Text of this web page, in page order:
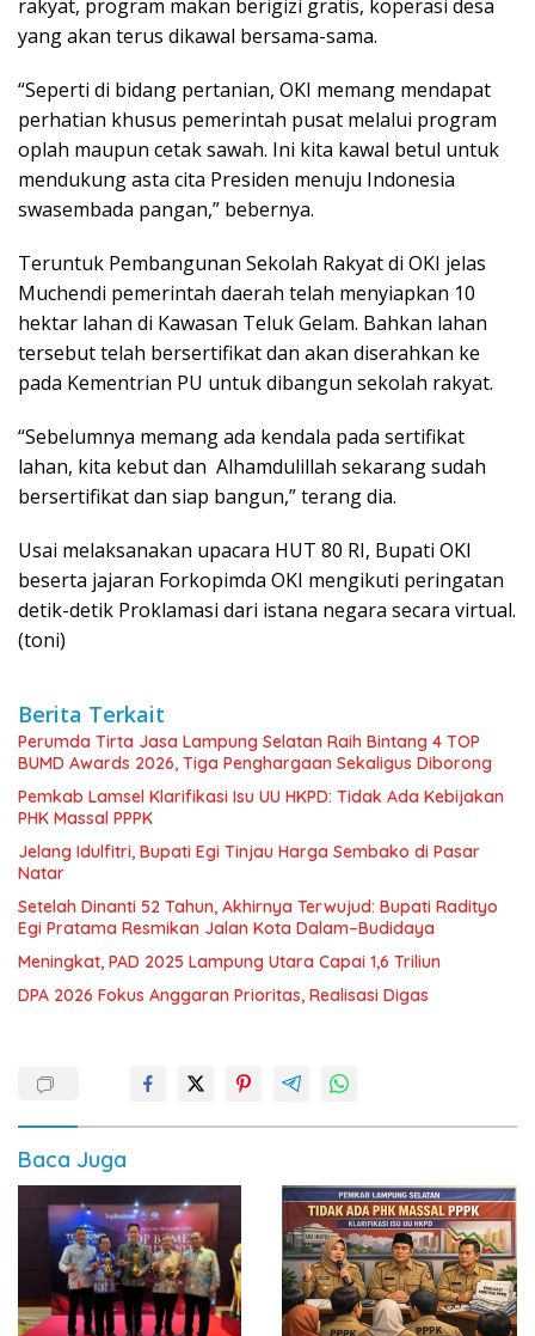
rakyat, program makan berigizi gratis, koperasi desa
yang akan terus dikawal bersama-sama.
“Seperti di bidang pertanian, OKI memang mendapat
perhatian khusus pemerintah pusat melalui program
oplah maupun cetak sawah. Ini kita kawal betul untuk
mendukung asta cita Presiden menuju Indonesia
swasembada pangan,” bebernya.
Teruntuk Pembangunan Sekolah Rakyat di OKI jelas
Muchendi pemerintah daerah telah menyiapkan 10
hektar lahan di Kawasan Teluk Gelam. Bahkan lahan
tersebut telah bersertifikat dan akan diserahkan ke
pada Kementrian PU untuk dibangun sekolah rakyat.
“Sebelumnya memang ada kendala pada sertifikat
lahan, kita kebut dan Alhamdulillah sekarang sudah
bersertifikat dan siap bangun,” terang dia.
Usai melaksanakan upacara HUT 80 RI, Bupati OKI
beserta jajaran Forkopimda OKI mengikuti peringatan
detik-detik Proklamasi dari istana negara secara virtual.
(toni)
Berita Terkait
Perumda Tirta Jasa Lampung Selatan Raih Bintang 4 TOP
BUMD Awards 2026, Tiga Penghargaan Sekaligus Diborong
Pemkab Lamsel Klarifikasi Isu UU HKPD: Tidak Ada Kebijakan
PHK Massal PPPK
Jelang Idulfitri, Bupati Egi Tinjau Harga Sembako di Pasar
Natar
Setelah Dinanti 52 Tahun, Akhirnya Terwujud: Bupati Radityo
Egi Pratama Resmikan Jalan Kota Dalam–Budidaya
Meningkat, PAD 2025 Lampung Utara Capai 1,6 Triliun
DPA 2026 Fokus Anggaran Prioritas, Realisasi Digas
Baca Juga